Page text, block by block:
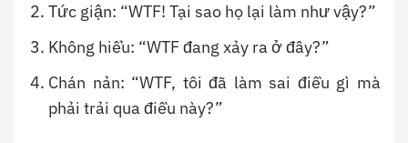
Tức giận: “WTF! Tại sao họ lại làm như vậy?”
Không hiểu: “WTF đang xảy ra ở đây?”
Chán nản: “WTF, tôi đã làm sai điều gì mà
phải trải qua điều này?”